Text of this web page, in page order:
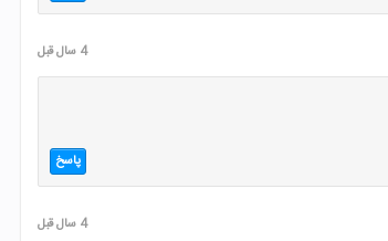
4 سال قبل
پاسخ
4 سال قبل